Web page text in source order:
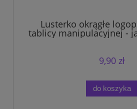
Lusterko okrągłe
tablicy manipulacyjnej -
9,90 zł
do koszyka